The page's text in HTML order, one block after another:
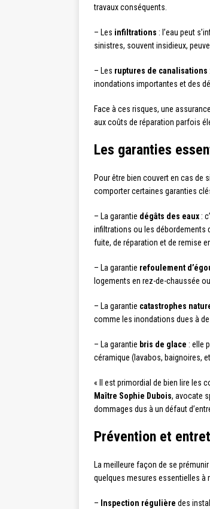
travaux conséquents.
– Les infiltrations : l’eau peut
sinistres, souvent insidieux,
– Les ruptures de canalisations
inondations importantes et des
Face à ces risques, une
aux coûts de réparation parfois
Les garanties
Pour être bien couvert en cas de
comporter certaines garanties
– La garantie dégâts des eaux :
infiltrations ou les débordements
fuite, de réparation et de remise
– La garantie refoulement
logements en rez-de-chaussée
– La garantie catastrophes
comme les inondations dues à
– La garantie bris de glace : elle
céramique (lavabos, baignoires,
« Il est primordial de bien lire les
Maître Sophie Dubois, avocate
dommages dus à un défaut
Prévention et
La meilleure façon de se
quelques mesures essentielles à
– Inspection régulière des